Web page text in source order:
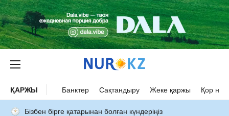
ҚАРЖЫ Банктер Сақтандыру Жеке қаржы Қор
Бізбен бірге қатарынан болған күндеріңіз